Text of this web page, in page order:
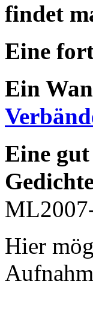
findet
Eine
Ein
Eine
Hier